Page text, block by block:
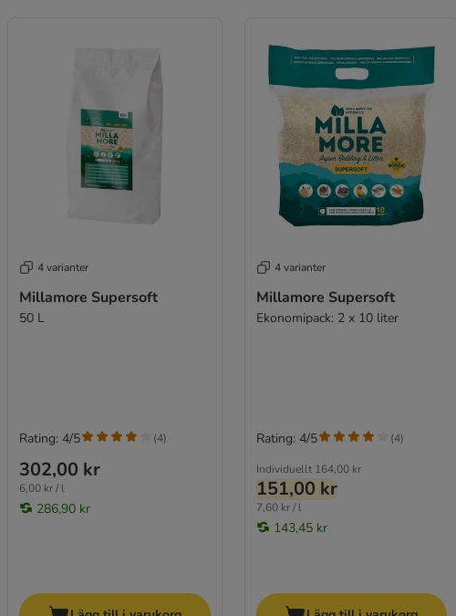
4 varianter
Millamore Supersoft
50 L
302,00 kr
6,00 kr / l
286,90 kr
Rating: 4/5 (4)
4 varianter
Millamore Supersoft
Ekonomipack: 2 x 10 liter
Individuellt 164,00 kr
151,00 kr
7,60 kr / l
143,45 kr
Rating: 4/5 (4)